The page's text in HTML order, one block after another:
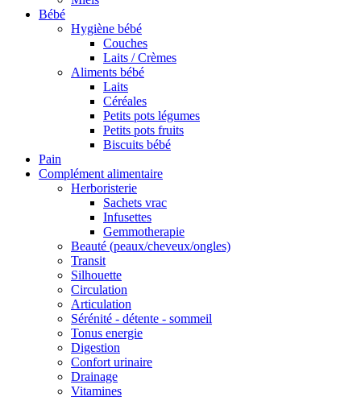
Bébé
Hygiène bébé
Couches
Laits / Crèmes
Aliments bébé
Laits
Céréales
Petits pots légumes
Petits pots fruits
Biscuits bébé
Pain
Complément alimentaire
Herboristerie
Sachets vrac
Infusettes
Gemmotherapie
Beauté (peaux/cheveux/ongles)
Transit
Silhouette
Circulation
Articulation
Sérénité - détente - sommeil
Tonus energie
Digestion
Confort urinaire
Drainage
Vitamines